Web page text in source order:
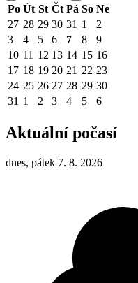
Po Út St Čt Pá So Ne
27 28 29 30 31 1
2
3
4 5 6 7 8
9
10 11 12 13 14 15 16
17 18 19 20 21 22 23
24 25 26 27 28 29 30
31 1 2 3 4 5 6
Aktuální počasí
dnes, pátek 7. 8. 2026